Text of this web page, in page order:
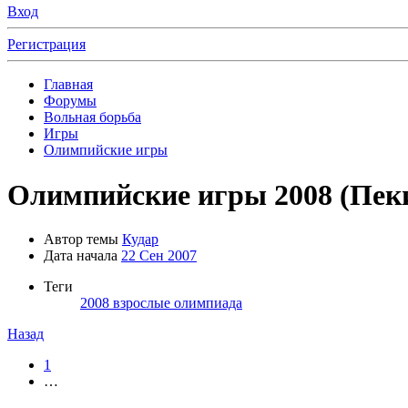
Вход
Регистрация
Главная
Форумы
Вольная борьба
Игры
Олимпийские игры
Олимпийские игры 2008
Автор темы Кудар
Дата начала 22 Сен 2007
Теги
2008 взрослые олимпиада
Назад
1
…